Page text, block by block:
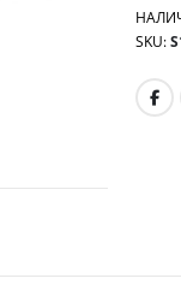
SKU